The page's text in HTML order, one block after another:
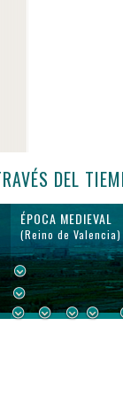
DEL
ÉPOCA MEDIEVAL
(Reino de